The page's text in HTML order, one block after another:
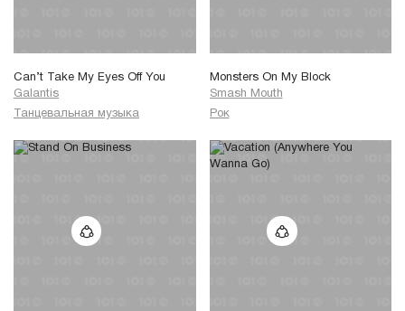
Can’t Take My Eyes Off You
Galantis
Танцевальная музыка
Monsters On My Block
Smash Mouth
Рок